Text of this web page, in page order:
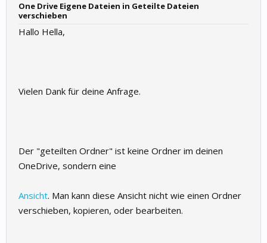
One Drive Eigene Dateien in Geteilte Dateien
verschieben
Hallo Hella,
Vielen Dank für deine Anfrage.
Der "geteilten Ordner" ist keine Ordner im deinen
OneDrive, sondern eine
Ansicht. Man kann diese Ansicht nicht wie einen Ordner
verschieben, kopieren, oder bearbeiten.